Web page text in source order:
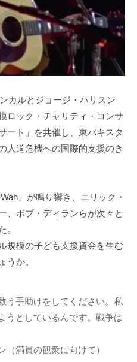
カルとジョージ・ハリスン
ロック・チャリティ・コンサ
ート」を共催し、東パキスタ
人道危機への国際的支援のき
」が鳴り響き、エリック・
、ボブ・ディランらが次々と
。
規模の子ども支援資金を生む
うか。
う手助けをしてください。私
うとしているんです。戦争は
満員の観衆に向けて）